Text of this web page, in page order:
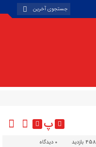
پ
458 بازدید دیدگاه